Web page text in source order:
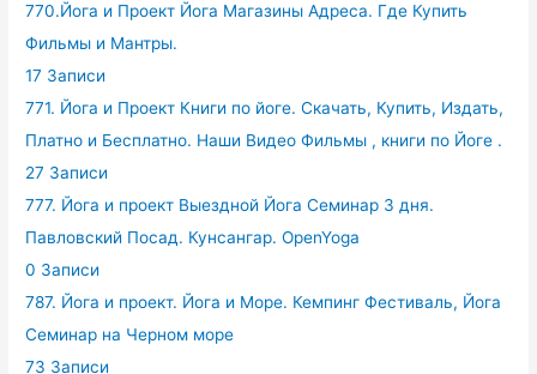
770.Йога и Проект Йога Магазины Адреса. Где Купить
Фильмы и Мантры.
17 Записи
771. Йога и Проект Книги по йоге. Скачать, Купить, Издать,
Платно и Бесплатно. Наши Видео Фильмы , книги по Йоге .
27 Записи
777. Йога и проект Выездной Йога Семинар 3 дня.
Павловский Посад. Кунсангар. OpenYoga
0 Записи
787. Йога и проект. Йога и Море. Кемпинг Фестиваль, Йога
Семинар на Черном море
73 Записи